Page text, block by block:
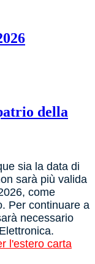
della
sia la data di
sarà più valida
come
Per continuare a
necessario
l'estero carta